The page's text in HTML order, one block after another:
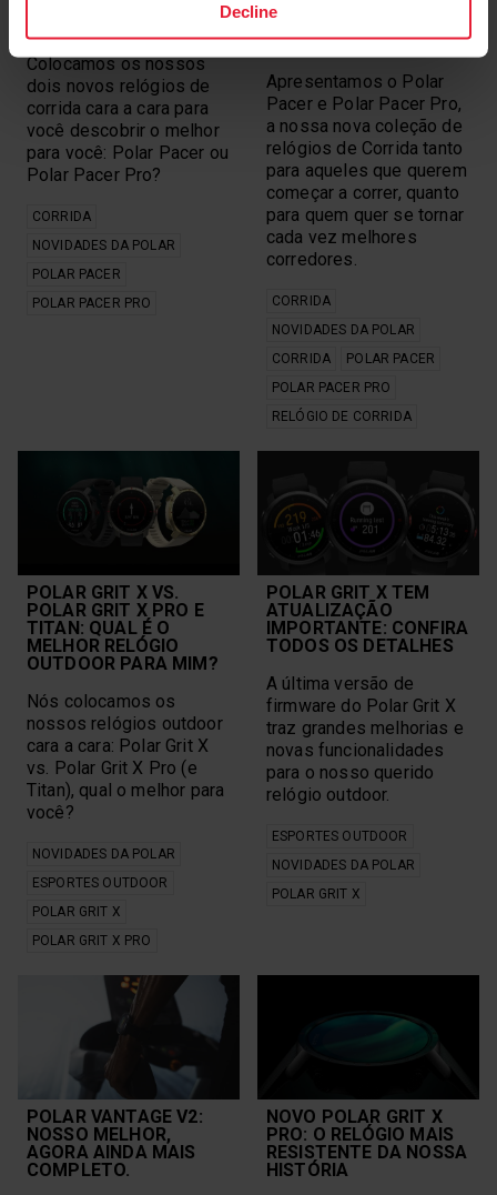
Decline
QUAL O MELHOR PARA
Colocamos os nossos
dois novos relógios de
corrida cara a cara para
você descobrir o melhor
para você: Polar Pacer ou
Polar Pacer Pro?
CORRIDA
NOVIDADES DA POLAR
POLAR PACER
POLAR PACER PRO
DE CORRIDA:
SÉRIE POLAR PACER
Apresentamos o Polar
Pacer e Polar Pacer Pro,
a nossa nova coleção de
relógios de Corrida tanto
para aqueles que querem
começar a correr, quanto
para quem quer se tornar
cada vez melhores
corredores.
CORRIDA
NOVIDADES DA POLAR
CORRIDA
POLAR PACER
POLAR PACER PRO
RELÓGIO DE CORRIDA
POLAR GRIT X VS.
POLAR GRIT X PRO E
TITAN: QUAL É O
MELHOR RELÓGIO
OUTDOOR PARA MIM?
Nós colocamos os
nossos relógios outdoor
cara a cara: Polar Grit X
vs. Polar Grit X Pro (e
Titan), qual o melhor para
você?
NOVIDADES DA POLAR
ESPORTES OUTDOOR
POLAR GRIT X
POLAR GRIT X PRO
POLAR GRIT X TEM
ATUALIZAÇÃO
IMPORTANTE: CONFIRA
TODOS OS DETALHES
A última versão de
firmware do Polar Grit X
traz grandes melhorias e
novas funcionalidades
para o nosso querido
relógio outdoor.
ESPORTES OUTDOOR
NOVIDADES DA POLAR
POLAR GRIT X
POLAR VANTAGE V2:
NOSSO MELHOR,
AGORA AINDA MAIS
COMPLETO.
NOVO POLAR GRIT X
PRO: O RELÓGIO MAIS
RESISTENTE DA NOSSA
HISTÓRIA